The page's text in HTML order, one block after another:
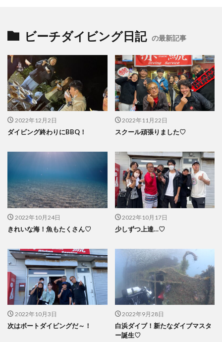
ビーチダイビング日記 の最新記事
2022年12月2日
ダイビング終わりにBBQ！
2022年11月22日
スクール頑張りました♡
2022年10月24日
きれいな海！魚もたくさん♡
2022年10月17日
少しずつ上達…♡
2022年10月3日
次はボートダイビングだ～！
2022年9月28日
白浜ダイブ！新たなダイブマスタ
ー誕生♡